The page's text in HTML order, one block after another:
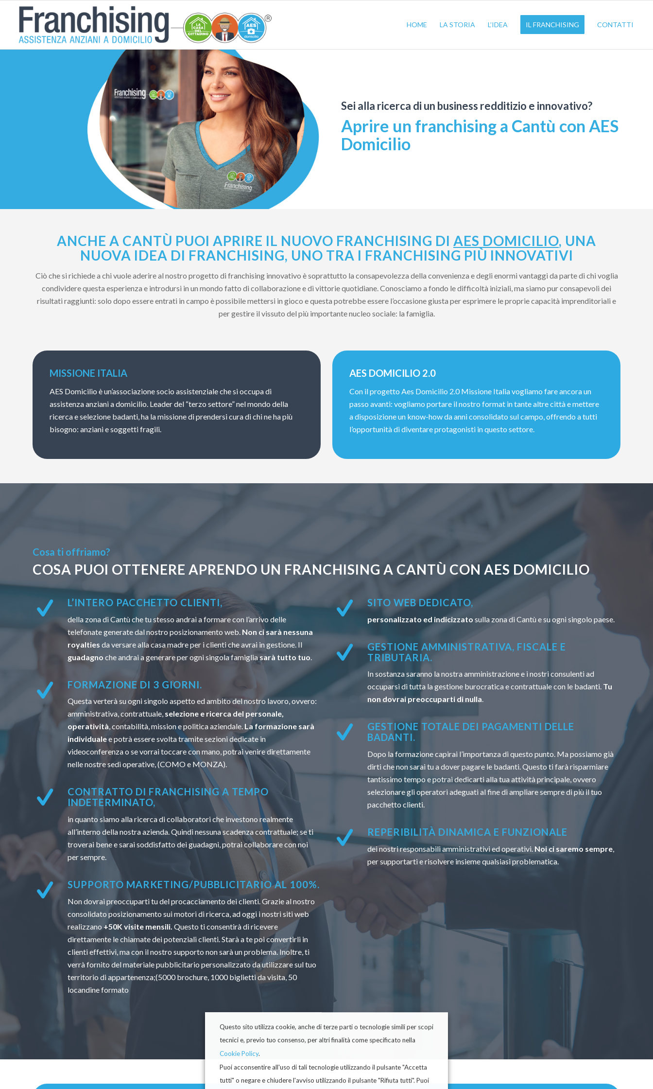
HOME LA STORIA L’IDEA IL FRANCHISING CONTATTI
Sei alla ricerca di un business redditizio e innovativo?
Aprire un franchising a Cantù con AES
Domicilio
ANCHE A CANTÙ PUOI APRIRE IL NUOVO FRANCHISING DI AES DOMICILIO, UNA
NUOVA IDEA DI FRANCHISING, UNO TRA I FRANCHISING PIÙ INNOVATIVI
Ciò che si richiede a chi vuole aderire al nostro progetto di franchising innovativo è soprattutto la consapevolezza della convenienza e degli enormi vantaggi da parte di chi voglia
condividere questa esperienza e introdursi in un mondo fatto di collaborazione e di vittorie quotidiane. Conosciamo a fondo le difficoltà iniziali, ma siamo pur consapevoli dei
risultati raggiunti: solo dopo essere entrati in campo è possibile mettersi in gioco e questa potrebbe essere l’occasione giusta per esprimere le proprie capacità imprenditoriali e
per gestire il vissuto del più importante nucleo sociale: la famiglia.
MISSIONE ITALIA
AES Domicilio è un’associazione socio assistenziale che si occupa di
assistenza anziani a domicilio. Leader del “terzo settore” nel mondo della
ricerca e selezione badanti, ha la missione di prendersi cura di chi ne ha più
bisogno: anziani e soggetti fragili.
AES DOMICILIO 2.0
Con il progetto Aes Domicilio 2.0 Missione Italia vogliamo fare ancora un
passo avanti: vogliamo portare il nostro format in tante altre città e mettere
a disposizione un know-how da anni consolidato sul campo, offrendo a tutti
l’opportunità di diventare protagonisti in questo settore.
Cosa ti offriamo?
COSA PUOI OTTENERE APRENDO UN FRANCHISING A CANTÙ CON AES DOMICILIO
L’INTERO PACCHETTO CLIENTI,
della zona di Cantù che tu stesso andrai a formare con l’arrivo delle
telefonate generate dal nostro posizionamento web. Non ci sarà nessuna
royalties da versare alla casa madre per i clienti che avrai in gestione. Il
guadagno che andrai a generare per ogni singola famigliasarà tutto tuo
FORMAZIONE DI 3 GIORNI.
Questa verterà su ogni singolo aspetto ed ambito del nostro lavoro, ovvero:
amministrativa, contrattuale, selezione e ricerca del personale,
operatività, contabilità, mission e politica aziendale. La formazione sarà
individualee potrà essere svolta tramite sezioni dedicate in
videoconferenza o se vorrai toccare con mano, potrai venire direttamente
nelle nostre sedi operative, (COMO e MONZA).
CONTRATTO DI FRANCHISING A TEMPO
INDETERMINATO,
in quanto siamo alla ricerca di collaboratori che investono realmente
all’interno della nostra azienda. Quindi nessuna scadenza contrattuale; se ti
troverai bene e sarai soddisfatto dei guadagni, potrai collaborare con noi
per sempre.
SUPPORTO MARKETING/PUBBLICITARIO AL 100%.
Non dovrai preoccuparti tu del procacciamento dei clienti. Grazie al nostro
consolidato posizionamento sui motori di ricerca, ad oggi i nostri siti web
realizzano +50K visite mensili. Questo ti consentirà di ricevere
direttamente le chiamate dei potenziali clienti. Starà a te poi convertirli in
clienti effettivi, ma con il nostro supporto non sarà un problema. Inoltre, ti
verrà fornito del materiale pubblicitario personalizzato da utilizzare sul tuo
territorio di appartenenza;(5000 brochure, 1000 biglietti da visita, 50
locandine formato
SITO WEB DEDICATO,
personalizzato ed indicizzato sulla zona di Cantù e su ogni singolo paese.
GESTIONE AMMINISTRATIVA, FISCALE E
TRIBUTARIA.
In sostanza saranno la nostra amministrazione e i nostri consulenti ad
occuparsi di tutta la gestione burocratica e contrattuale con le badanti. Tu
non dovrai preoccuparti di nulla.
GESTIONE TOTALE DEI PAGAMENTI DELLE
BADANTI.
Dopo la formazione capirai l’importanza di questo punto. Ma possiamo già
dirti che non sarai tu a dover pagare le badanti. Questo ti farà risparmiare
tantissimo tempo e potrai dedicarti alla tua attività principale, ovvero
selezionare gli operatori adeguati al fine di ampliare sempre di più il tuo
pacchetto clienti.
REPERIBILITÀ DINAMICA E FUNZIONALE
dei nostri responsabili amministrativi ed operativi. Noi ci saremo sempre
per supportarti e risolvere insieme qualsiasi problematica.
Questo sito utilizza cookie, anche di terze parti o tecnologie simili per scopi
tecnici e, previo tuo consenso, per altri finalità come specificato nella
Cookie Policy.
Puoi acconsentire all'uso di tali tecnologie utilizzando il pulsante "Accetta
tutti" o negare e chiudere l'avviso utilizzando il pulsante "Rifiuta tutti". Puoi